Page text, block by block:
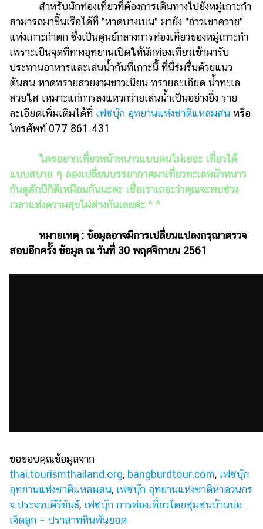
สำหรับนักท่องเที่ยวที่ต้องการเดินทางไปยังหมู่เกาะกำ
สามารถมาขึ้นเรือได้ที่ "หาดบางเบน" มายัง "อ่าวเขาควาย"
แห่งเกาะกำตก ซึ่งเป็นศูนย์กลางการท่องเที่ยวของหมู่เกาะกำ
เพราะเป็นจุดที่ทางอุทยานเปิดให้นักท่องเที่ยวเข้ามารับ
ประทานอาหารและเล่นน้ำกันที่เกาะนี้ ที่นี่ร่มรื่นด้วยแนว
ต้นสน หาดทรายสวยงามขาวเนียน ทรายละเอียด น้ำทะเล
สวยใส เหมาะแก่การลงแหวกว่ายเล่นน้ำเป็นอย่างยิ่ง ราย
ละเอียดเพิ่มเติมได้ที่ เฟซบุ๊ก อุทยานแห่งชาติแหลมสน หรือ
โทรศัพท์ 077 861 431
ใครอยากเที่ยวหน้าหนาวแบบคนไม่เยอะ เที่ยวได้
แบบสบาย ๆ ลองเปลี่ยนบรรยากาศมาเที่ยวทะเลหน้าหนาว
กันดูสักปีก็ดีเหมือนกันนะคะ เชื่อเราเถอะว่าคุณจะพบช่วง
เวลาแห่งความสุขไม่ต่างกันเลยค่ะ ^ ^
หมายเหตุ : ข้อมูลอาจมีการเปลี่ยนแปลงกรุณาตรวจ
สอบอีกครั้ง ข้อมูล ณ วันที่ 30 พฤศจิกายน 2561
ขอขอบคุณข้อมูลจาก
thai.tourismthailand.org, bangburdtour.com, เฟซบุ๊ก
อุทยานแห่งชาติแหลมสน, เฟซบุ๊ก อุทยานแห่งชาติหาดวนกร
จ.ประจวบคีรีขันธ์, เฟซบุ๊ก การท่องเที่ยวโดยชุมชนบ้านบ่อ
เจ็ดลูก – ปราสาทหินพันยอด